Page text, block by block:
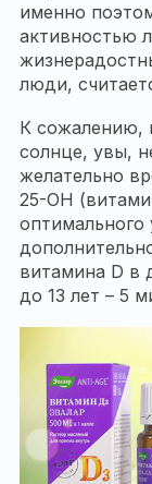
именно
активностью
люди,
К сожалению,
солнце, увы,
желательно
25-OH
оптимального
витамина D в
до 13 лет – 5